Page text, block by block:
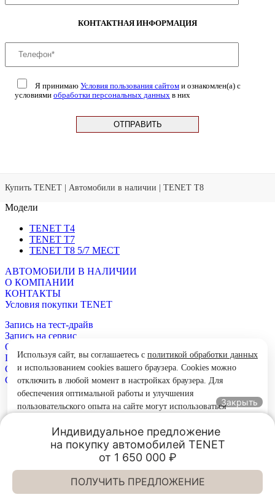
КОНТАКТНАЯ ИНФОРМАЦИЯ
Я принимаю Условия пользования сайтом и ознакомлен(а) с
условиями обработки персональных данных в них
Купить TENET | Автомобили в наличии | TENET T8
Модели
TENET T4
TENET T7
TENET T8 5/7 МЕСТ
АВТОМОБИЛИ В НАЛИЧИИ
О КОМПАНИИ
КОНТАКТЫ
Условия покупки TENET
Запись на тест-драйв
Запись на сервис
Обратный звонок
Политика конфиденциальности сайта
Согласие на рекламное взаимодействие
Согласие на обработку персональных данных
Гарантийное обслуживание
Сервисное обслуживание
Стоимость технического обслуживания TENET
© 2025, все права защищены
Обращаем ваше внимание на то, что данный интернет-сайт, а также вся информация о товарах и
ценах, предоставленная на нём, носит исключительно информационный характер и ни при каких
условиях не является публичной офертой.
*По результатам продаж автомобилей марки TENET в России в период с 1 по 31 марта 2026 года.
Вверх Напишите нам, мы онлайн
Используя сайт, вы соглашаетесь с политикой обработки данных
и использованием cookies вашего браузера. Cookies можно
отключить в любой момент в настройках браузера. Для
обеспечения оптимальной работы и улучшения
пользовательского опыта на сайте могут использоваться
Продолжая использование сайта, Вы соглашаетесь с
применением указанных технологий и размещением cookie-
Принять
Закрыть
Индивидуальное предложение
на покупку автомобилей TENET
от 1 650 000 ₽
ПОЛУЧИТЬ ПРЕДЛОЖЕНИЕ
TENET Элан-Моторс
TENET Элан-Моторс